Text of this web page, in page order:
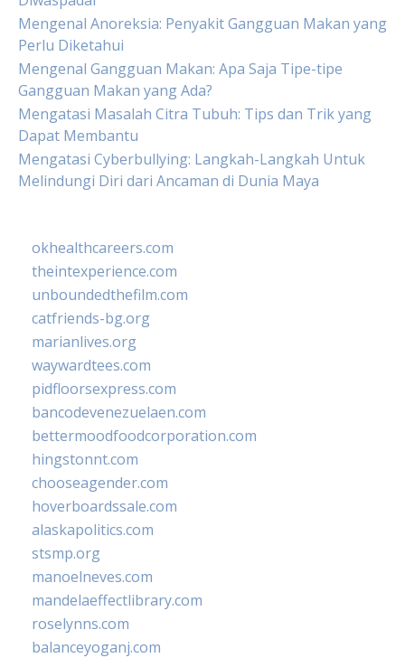
Mengenal Anoreksia: Penyakit Gangguan Makan yang
Perlu Diketahui
Mengenal Gangguan Makan: Apa Saja Tipe-tipe
Gangguan Makan yang Ada?
Mengatasi Masalah Citra Tubuh: Tips dan Trik yang
Dapat Membantu
Mengatasi Cyberbullying: Langkah-Langkah Untuk
Melindungi Diri dari Ancaman di Dunia Maya
okhealthcareers.com
theintexperience.com
unboundedthefilm.com
catfriends-bg.org
marianlives.org
waywardtees.com
pidfloorsexpress.com
bancodevenezuelaen.com
bettermoodfoodcorporation.com
hingstonnt.com
chooseagender.com
hoverboardssale.com
alaskapolitics.com
stsmp.org
manoelneves.com
mandelaeffectlibrary.com
roselynns.com
balanceyoganj.com